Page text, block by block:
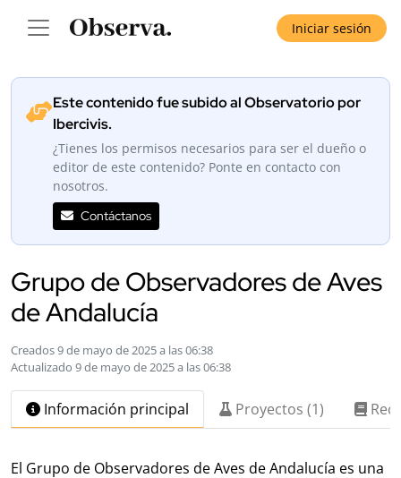
Iniciar sesión
Este contenido fue subido al Observatorio por
Ibercivis.
¿Tienes los permisos necesarios para ser el dueño o
editor de este contenido? Ponte en contacto con
nosotros.
Contáctanos
Grupo de Observadores de Aves
de Andalucía
Creados 9 de mayo de 2025 a las 06:38
Actualizado 9 de mayo de 2025 a las 06:38
Información principal Proyectos (1)
El Grupo de Observadores de Aves de Andalucía es una